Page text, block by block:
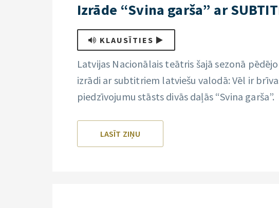
Izrāde “Svina garša” ar
KLAUSĪTIES
Latvijas Nacionālais teātris šajā sezonā
izrādi ar subtitriem latviešu valodā: Vēl ir
piedzīvojumu stāsts divās daļās “Svina garša”.
LASĪT ZIŅU